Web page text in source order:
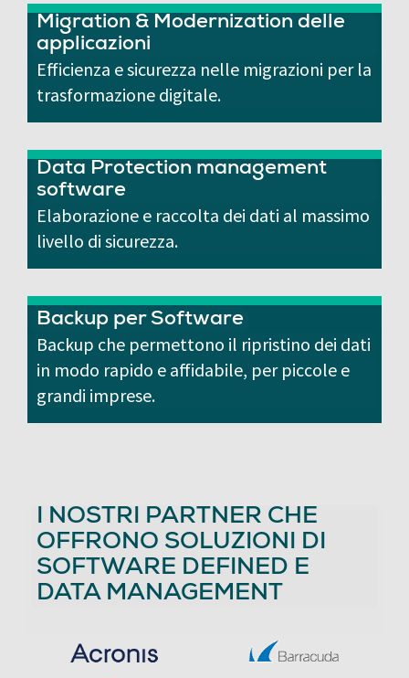
Migration & Modernization delle
applicazioni
Efficienza e sicurezza nelle migrazioni per la
trasformazione digitale.
Data Protection management
software
Elaborazione e raccolta dei dati al massimo
livello di sicurezza.
Backup per Software
Backup che permettono il ripristino dei dati
in modo rapido e affidabile, per piccole e
grandi imprese.
I NOSTRI PARTNER CHE
OFFRONO SOLUZIONI DI
SOFTWARE DEFINED E
DATA MANAGEMENT